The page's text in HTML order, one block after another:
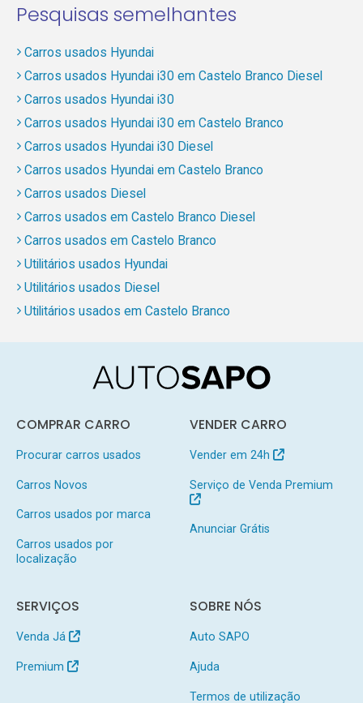
Pesquisas semelhantes
Carros usados Hyundai
Carros usados Hyundai i30 em Castelo Branco Diesel
Carros usados Hyundai i30
Carros usados Hyundai i30 em Castelo Branco
Carros usados Hyundai i30 Diesel
Carros usados Hyundai em Castelo Branco
Carros usados Diesel
Carros usados em Castelo Branco Diesel
Carros usados em Castelo Branco
Utilitários usados Hyundai
Utilitários usados Diesel
Utilitários usados em Castelo Branco
COMPRAR CARRO
Procurar carros usados
Carros Novos
Carros usados por marca
Carros usados por
localização
VENDER CARRO
Vender em 24h
Serviço de Venda Premium
Anunciar Grátis
SERVIÇOS
Venda Já
Premium
SOBRE NÓS
Auto SAPO
Ajuda
Termos de utilização